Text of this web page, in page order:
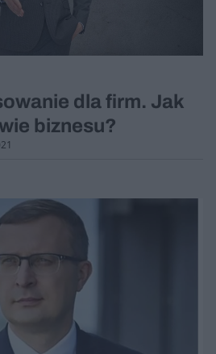
dla firm. Jak
biznesu?